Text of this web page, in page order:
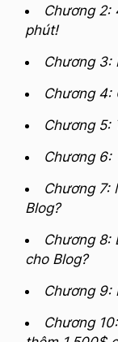
Chương 2:
phút!
Chương 3:
Chương 4:
Chương 5:
Chương 6:
Chương 7:
Blog?
Chương 8:
cho Blog?
Chương 9:
Chương